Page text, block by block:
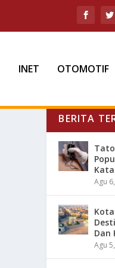
INET OTOMOTIF
BERITA
Agu
Dan
Agu